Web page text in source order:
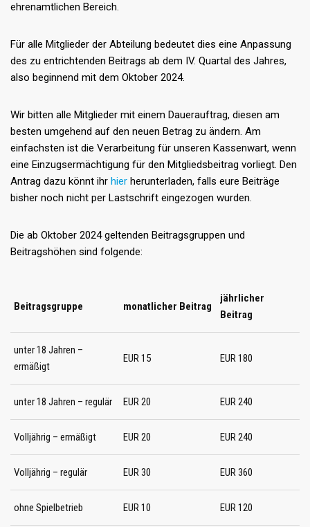
ehrenamtlichen Bereich.
Für alle Mitglieder der Abteilung bedeutet dies eine Anpassung
des zu entrichtenden Beitrags ab dem IV. Quartal des Jahres,
also beginnend mit dem Oktober 2024.
Wir bitten alle Mitglieder mit einem Dauerauftrag, diesen am
besten umgehend auf den neuen Betrag zu ändern. Am
einfachsten ist die Verarbeitung für unseren Kassenwart, wenn
eine Einzugsermächtigung für den Mitgliedsbeitrag vorliegt. Den
Antrag dazu könnt ihr hier herunterladen, falls eure Beiträge
bisher noch nicht per Lastschrift eingezogen wurden.
Die ab Oktober 2024 geltenden Beitragsgruppen und
Beitragshöhen sind folgende:
Beitragsgruppe monatlicher Beitrag
jährlicher
Beitrag
unter 18 Jahren –
ermäßigt
EUR 15 EUR 180
unter 18 Jahren – regulär EUR 20 EUR 240
Volljährig – ermäßigt EUR 20 EUR 240
Volljährig – regulär EUR 30 EUR 360
ohne Spielbetrieb EUR 10 EUR 120